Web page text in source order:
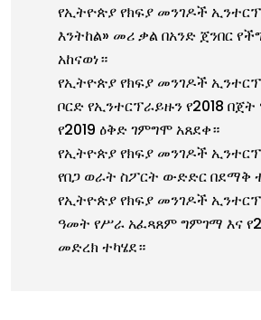
የኢትዮጵያ የክፍያ መንገዶች
እንትከል» መሪ ቃል በአንድ ጀንበር
አከናወነ።
የኢትዮጵያ የክፍያ መንገዶች
ቦርድ የኢንተርፕራይዙን የ2018
የ2019 ዕቅድ ገምግሞ አጸደቀ።
የኢትዮጵያ የክፍያ መንገዶች
የበጋ ወራት ስፖርት ውድድር በደማቅ
የኢትዮጵያ የክፍያ መንገዶች
ዓመት የሥራ አፈጻጸም ግምገማ እና
መድረክ ተካሄደ።